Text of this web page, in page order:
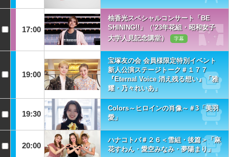
17:00
柚香光スペシャルコンサート「BE
SHINING!!」（’23年花組・昭和女子
大学人見記念講堂）
字幕
19:00
宝塚友の会 会員様限定特別イベント
新人公演ステージトーク＃１７７
『Eternal Voice 消え残る想い』「雅
耀・乃々れいあ」
19:30
Colors～ヒロインの肖像～＃3「美羽
愛」
20:00
ハナコトバ＃２６＜雪組・後篇＞「麻
花すわん・愛空みなみ・夢陽まり」